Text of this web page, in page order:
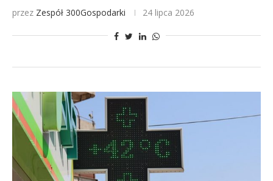
przez Zespół 300Gospodarki 24 lipca 2026